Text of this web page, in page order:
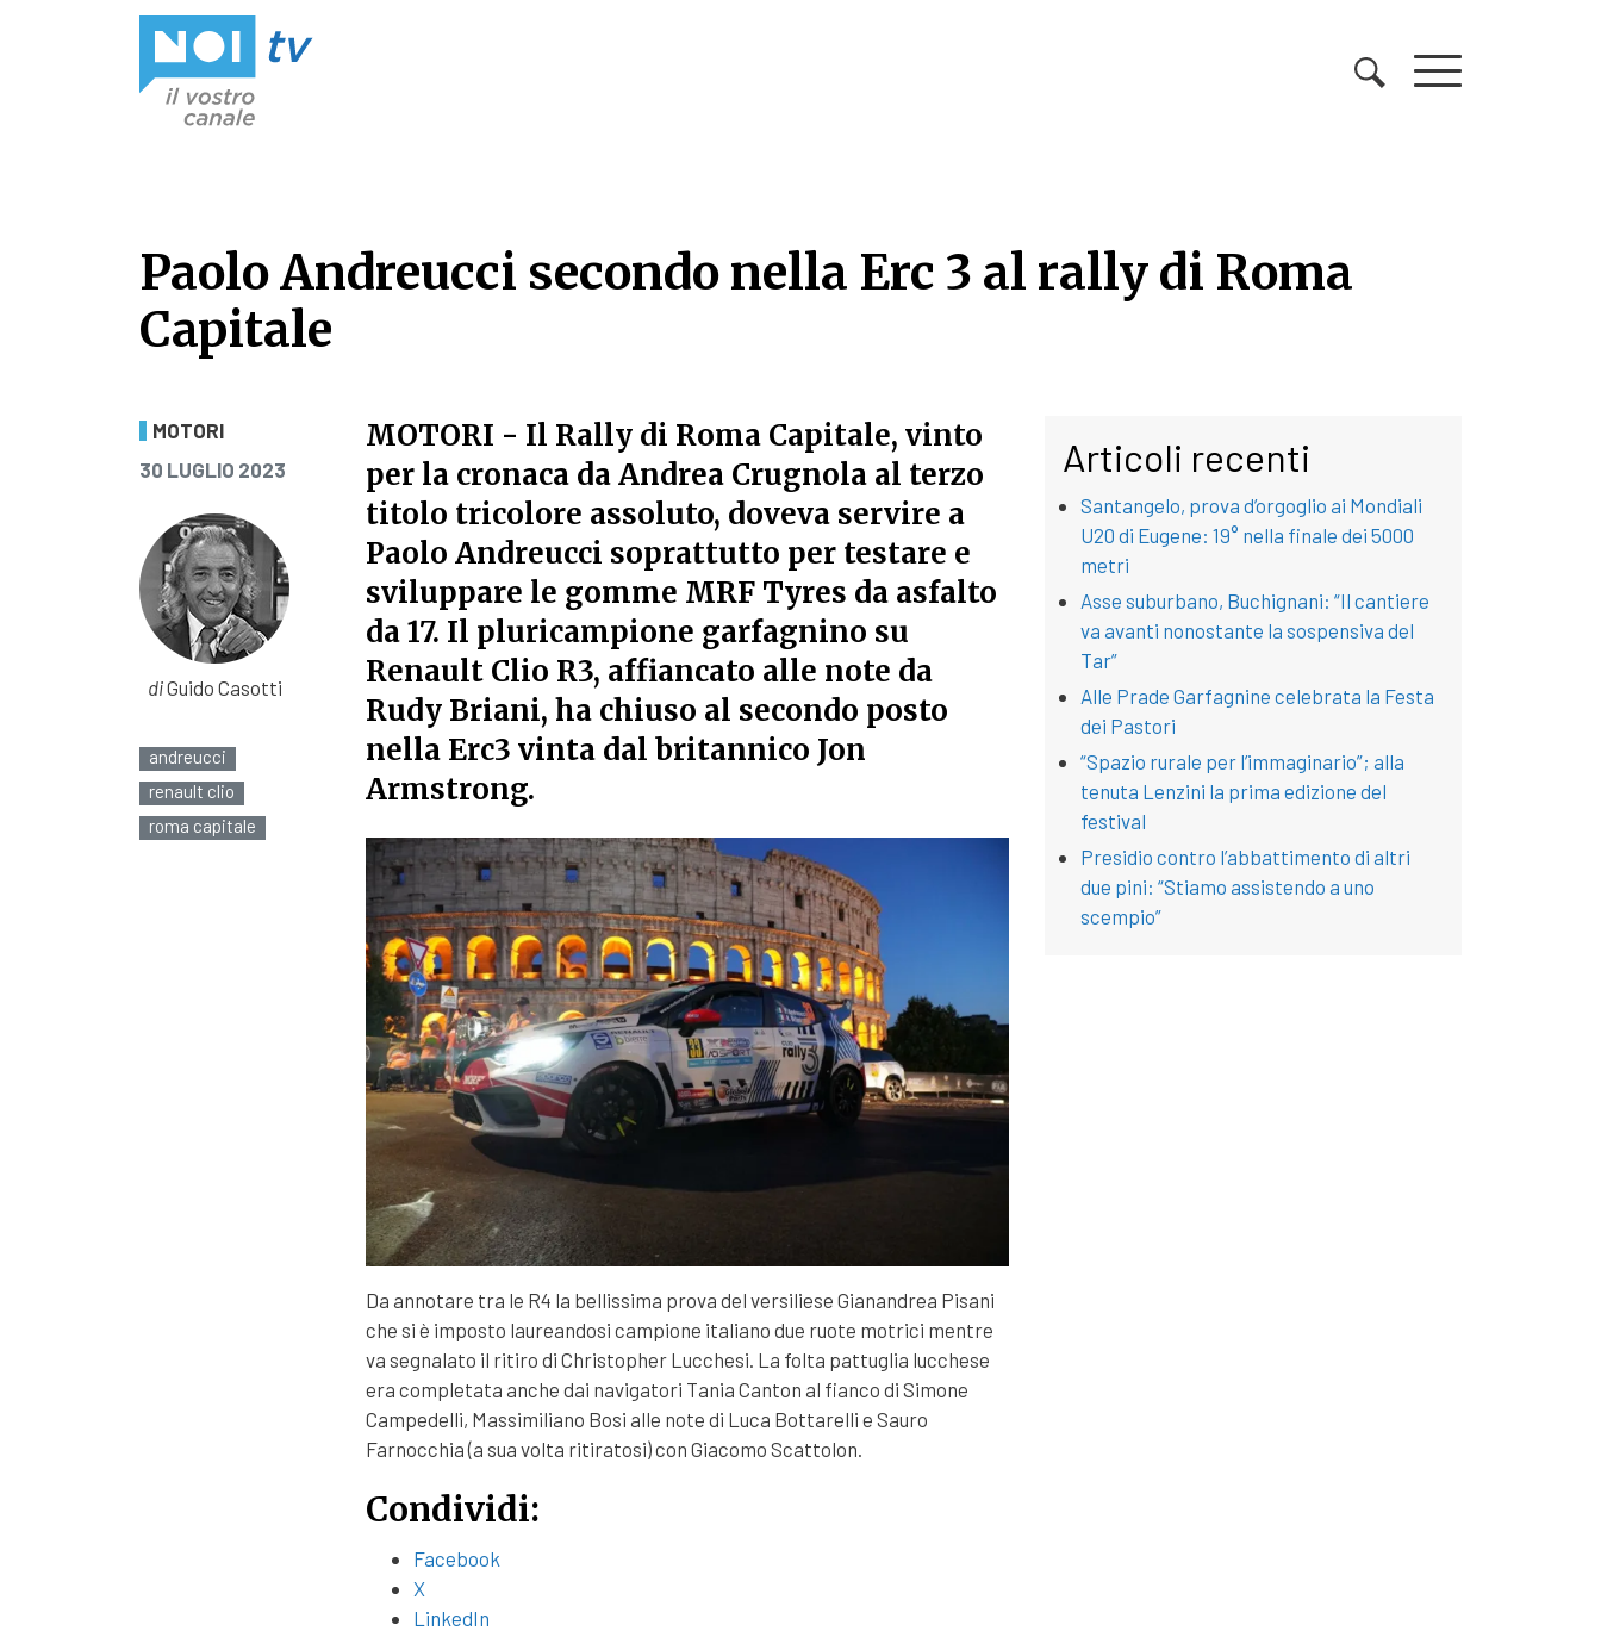
Paolo Andreucci secondo nella Erc 3 al rally di Roma
Capitale
Paolo Andreucci secondo nella Erc 3 al rally di Roma Capitale
MOTORI
PUBBLICATO IL
30 LUGLIO 2023
diGuido Casotti
andreucci
renault clio
roma capitale
MOTORI - Il Rally di Roma Capitale, vinto
per la cronaca da Andrea Crugnola al terzo
titolo tricolore assoluto, doveva servire a
Paolo Andreucci soprattutto per testare e
sviluppare le gomme MRF Tyres da asfalto
da 17. Il pluricampione garfagnino su
Renault Clio R3, affiancato alle note da
Rudy Briani, ha chiuso al secondo posto
nella Erc3 vinta dal britannico Jon
Armstrong.
Da annotare tra le R4 la bellissima prova del versiliese Gianandrea Pisani
che si è imposto laureandosi campione italiano due ruote motrici mentre
va segnalato il ritiro di Christopher Lucchesi. La folta pattuglia lucchese
era completata anche dai navigatori Tania Canton al fianco di Simone
Campedelli, Massimiliano Bosi alle note di Luca Bottarelli e Sauro
Farnocchia (a sua volta ritiratosi) con Giacomo Scattolon.
Condividi:
Facebook
X
LinkedIn
Articoli recenti
Santangelo, prova d’orgoglio ai Mondiali
U20 di Eugene: 19° nella finale dei 5000
metri
Asse suburbano, Buchignani: “Il cantiere
va avanti nonostante la sospensiva del
Tar”
Alle Prade Garfagnine celebrata la Festa
dei Pastori
“Spazio rurale per l’immaginario”; alla
tenuta Lenzini la prima edizione del
festival
Presidio contro l’abbattimento di altri
due pini: “Stiamo assistendo a uno
scempio”